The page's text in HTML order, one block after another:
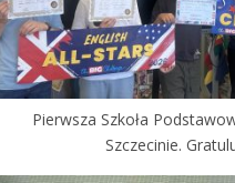
Pierwsza Szkoła
Szczecinie.